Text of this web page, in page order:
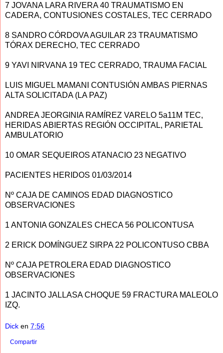
7 JOVANA LARA RIVERA 40 TRAUMATISMO EN
CADERA, CONTUSIONES COSTALES, TEC CERRADO
8 SANDRO CÓRDOVA AGUILAR 23 TRAUMATISMO
TÓRAX DERECHO, TEC CERRADO
9 YAVI NIRVANA 19 TEC CERRADO, TRAUMA FACIAL
LUIS MIGUEL MAMANI CONTUSIÓN AMBAS PIERNAS
ALTA SOLICITADA (LA PAZ)
ANDREA JEORGINIA RAMÍREZ VARELO 5a11M TEC,
HERIDAS ABIERTAS REGIÓN OCCIPITAL, PARIETAL
AMBULATORIO
10 OMAR SEQUEIROS ATANACIO 23 NEGATIVO
PACIENTES HERIDOS 01/03/2014
Nº CAJA DE CAMINOS EDAD DIAGNOSTICO
OBSERVACIONES
1 ANTONIA GONZALES CHECA 56 POLICONTUSA
2 ERICK DOMÍNGUEZ SIRPA 22 POLICONTUSO CBBA
Nº CAJA PETROLERA EDAD DIAGNOSTICO
OBSERVACIONES
1 JACINTO JALLASA CHOQUE 59 FRACTURA MALEOLO
IZQ.
Dick en 7:56
Compartir